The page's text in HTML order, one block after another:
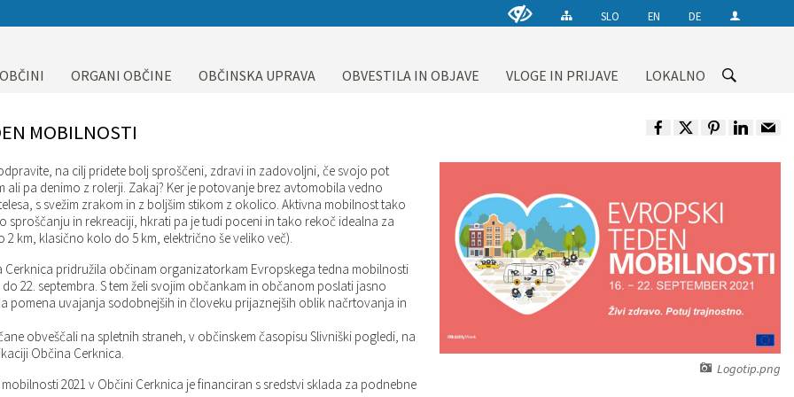
SLO EN DE
ORGANI OBČINE OBČINSKA UPRAVA OBVESTILA IN OBJAVE VLOGE IN PRIJAVE LOKALNO
MOBILNOSTI
Logotip.png
na cilj pridete bolj sproščeni, zdravi in zadovoljni, če svojo pot
ali pa denimo z rolerji. Zakaj? Ker je potovanje brez avtomobila vedno
s svežim zrakom in z boljšim stikom z okolico. Aktivna mobilnost tako
sproščanju in rekreaciji, hkrati pa je tudi poceni in tako rekoč idealna za
2 km, klasično kolo do 5 km, električno še veliko več).
Cerknica pridružila občinam organizatorkam Evropskega tedna mobilnosti
do 22. septembra. S tem želi svojim občankam in občanom poslati jasno
pomena uvajanja sodobnejših in človeku prijaznejših oblik načrtovanja in
obveščali na spletnih straneh, v občinskem časopisu Slivniški pogledi, na
Občina Cerknica.
2021 v Občini Cerknica je financiran s sredstvi sklada za podnebne